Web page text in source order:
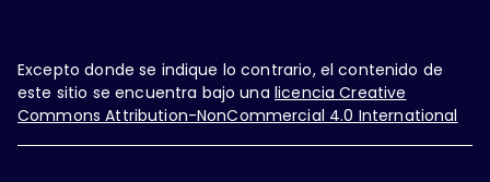
Excepto donde se indique lo contrario, el contenido de
este sitio se encuentra bajo una licencia Creative
Commons Attribution-NonCommercial 4.0 International